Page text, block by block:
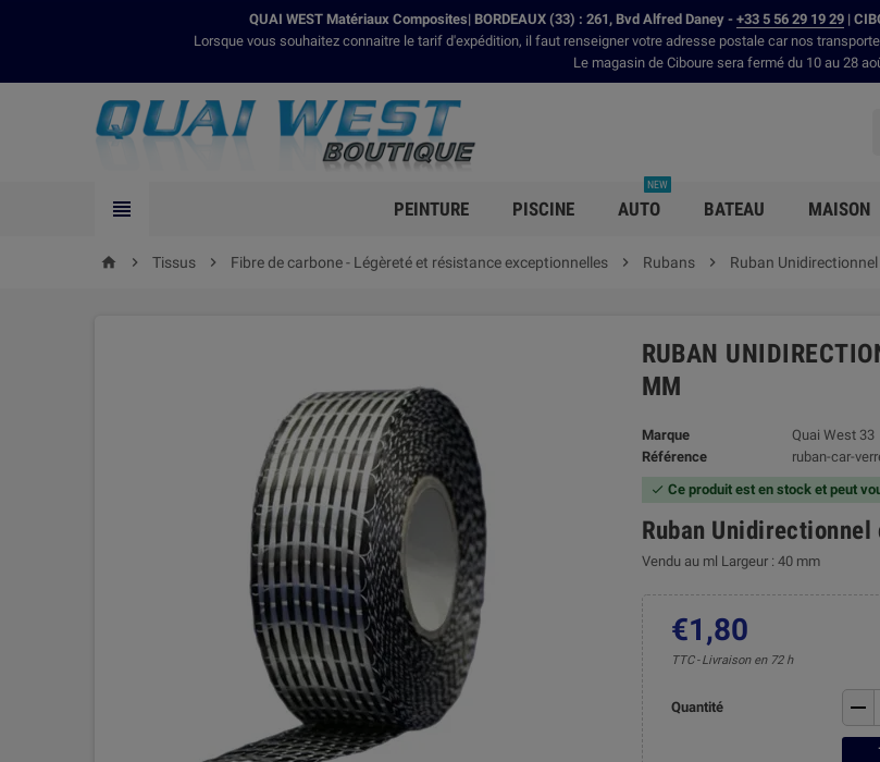
QUAI WEST Matériaux Composites| BORDEAUX (33) : 261, Bvd Alfred Daney - +33 5 56 29 19 29 |
Lorsque vous souhaitez connaitre le tarif d'expédition, il faut renseigner votre adresse postale car nos
Le magasin de Ciboure sera fermé du 10 au 28
 PEINTURE PISCINE AUTO
NEW
BATEAU MAISON
home  Tissus  Fibre de carbone - Légèreté et résistance exceptionnelles  Rubans  Ruban
RUBAN
MM
Marque
Quai West 33
Référence
ruban-car-
 Ce produit est en stock et peut
Ruban
Vendu au ml Largeur : 40 mm
€1,80
TTC Livraison en 72 h
Quantité remove